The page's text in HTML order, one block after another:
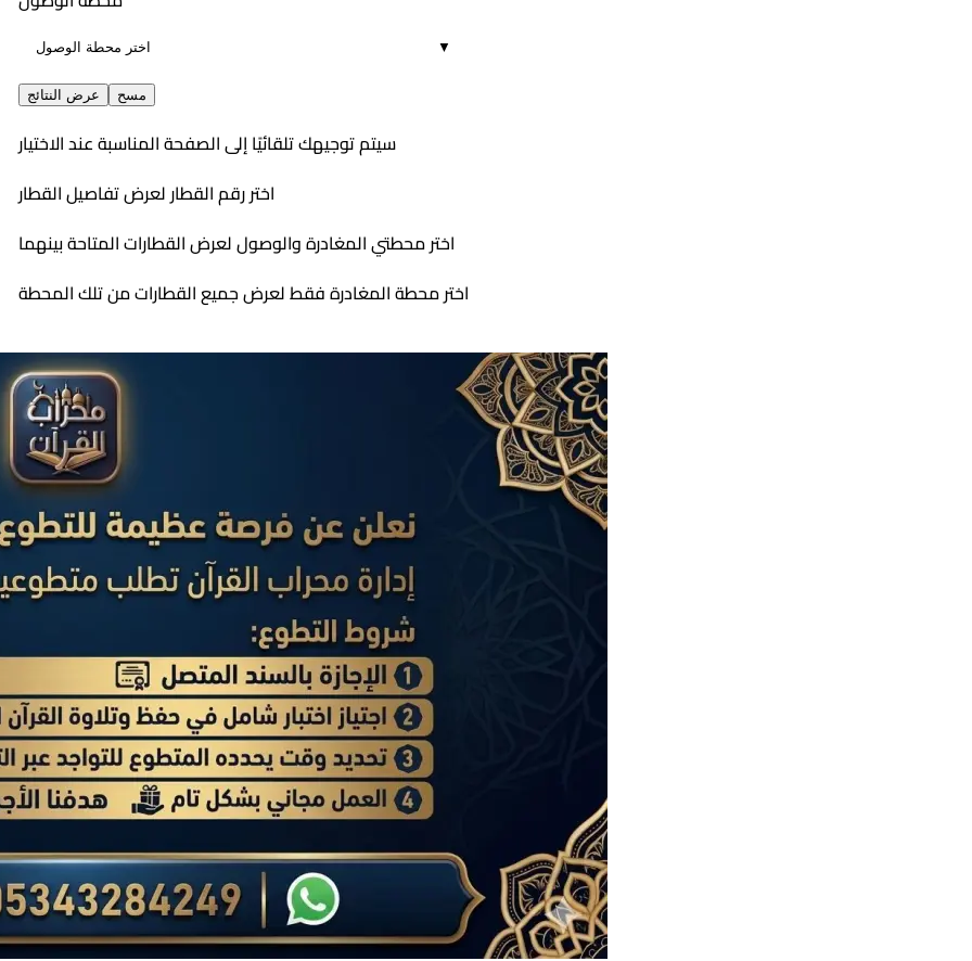
▼
عرض النتائج مسح
سيتم توجيهك تلقائيًا إلى الصفحة المناسبة عند الاختيار
اختر رقم القطار لعرض تفاصيل القطار
اختر محطتي المغادرة والوصول لعرض القطارات المتاحة بينهما
اختر محطة المغادرة فقط لعرض جميع القطارات من تلك المحطة